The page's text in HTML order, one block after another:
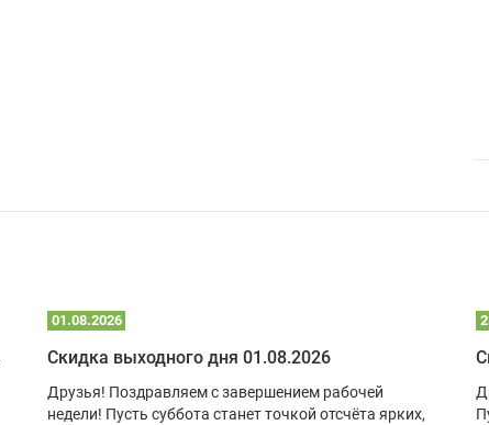
01.08.2026
Скидка выходного дня 01.08.2026
Друзья! Поздравляем с завершением рабочей
недели! Пусть суббота станет точкой отсчёта ярких,